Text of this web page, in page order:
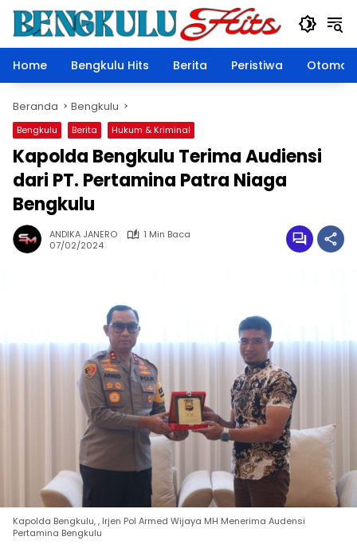
Langsung
konten
Home
Bengkulu Hits Berita Peristiwa
Beranda Bengkulu
Bengkulu Berita Hukum & Kriminal
Kapolda Bengkulu Terima Audiensi
dari PT. Pertamina Patra Niaga
Bengkulu
ANDIKA JANERO
1 Min Baca
07/02/2024
Kapolda Bengkulu, , Irjen Pol Armed Wijaya MH Menerima Audensi
Pertamina Bengkulu